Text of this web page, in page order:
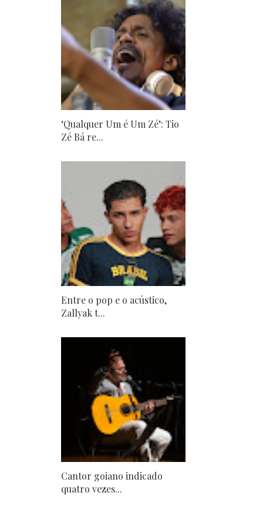
‘Qualquer Um é Um Zé’: Tio
Zé Bá re...
Entre o pop e o acústico,
Zallyak t...
Cantor goiano indicado
quatro vezes...